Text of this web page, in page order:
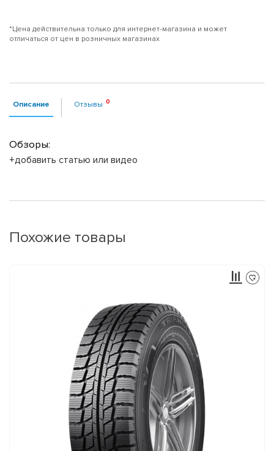
*Цена действительна только для интернет-магазина и может
отличаться от цен в розничных магазинах
Описание Отзывы
Обзоры:
+добавить статью или видео
Похожие товары